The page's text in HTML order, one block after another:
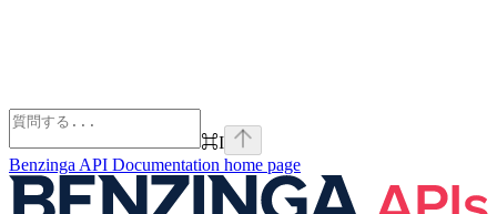
⌘I
Benzinga API Documentation home page